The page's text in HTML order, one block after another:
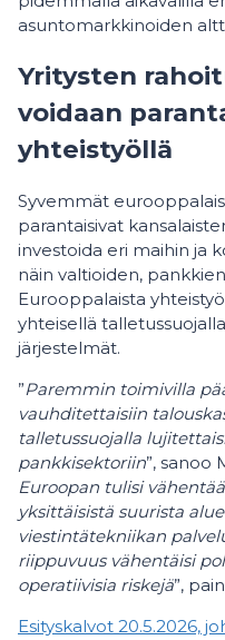
asuntomarkkinoiden
Yritysten
voidaan
yhteistyöllä
Syvemmät
parantaisivat
investoida eri maihin ja
näin valtioiden,
Eurooppalaista
yhteisellä
järjestelmät.
”Paremmin toimivilla
vauhditettaisiin
talletussuojalla
pankkisektoriin”, sanoo
Euroopan tulisi
yksittäisistä suurista
viestintätekniikan
riippuvuus vähentäisi
operatiivisia riskejä”,
Esityskalvot 20.5.2026,